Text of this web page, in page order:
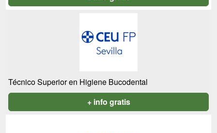
Técnico Superior en Higiene Bucodental
+ info gratis